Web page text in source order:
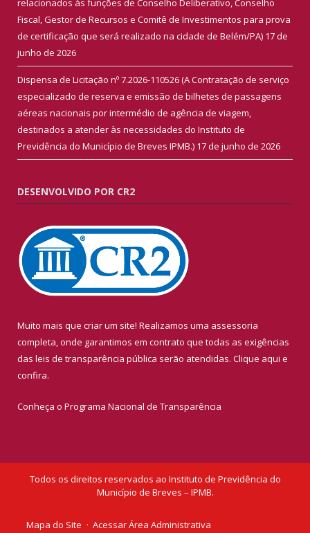
relacionados às funções de Conselho Deliberativo, Conselho
Fiscal, Gestor de Recursos e Comitê de Investimentos para prova
de certificação que será realizado na cidade de Belém/PA) 17 de
junho de 2026
Dispensa de Licitação nº 7.2026-110526 (A Contratação de serviço
especializado de reserva e emissão de bilhetes de passagens
aéreas nacionais por intermédio de agência de viagem,
destinados a atender às necessidades do Instituto de
Previdência do Município de Breves IPMB.) 17 de junho de 2026
DESENVOLVIDO POR CR2
Muito mais que criar um site! Realizamos uma assessoria
completa, onde garantimos em contrato que todas as exigências
das leis de transparência pública serão atendidas. Clique aqui e
confira.
Conheça o Programa Nacional de Transparência
Todos os direitos reservados ao Instituto de Previdência do
Município de Breves – IPMB.
Mapa do Site
Acessar Área Administrativa